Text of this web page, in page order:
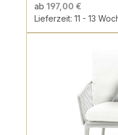
ab 197,00 €
Lieferzeit: 11 - 13